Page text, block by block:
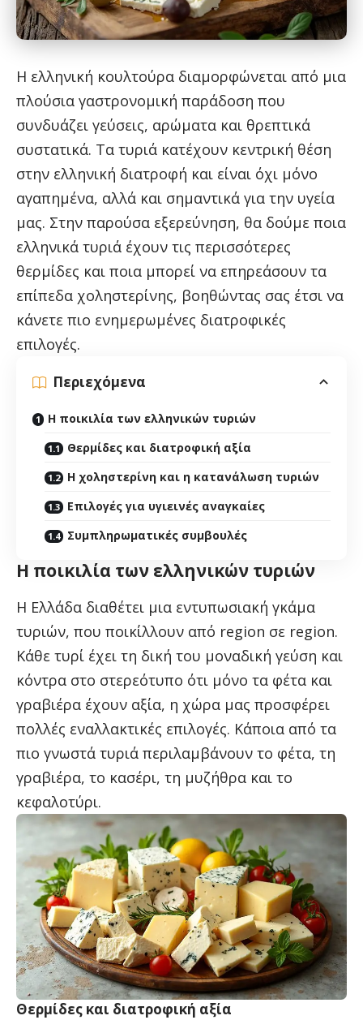
Η ελληνική κουλτούρα διαμορφώνεται από μια
πλούσια γαστρονομική παράδοση που
συνδυάζει γεύσεις, αρώματα και θρεπτικά
συστατικά. Τα τυριά κατέχουν κεντρική θέση
στην ελληνική διατροφή και είναι όχι μόνο
αγαπημένα, αλλά και σημαντικά για την υγεία
μας. Στην παρούσα εξερεύνηση, θα δούμε ποια
ελληνικά τυριά έχουν τις περισσότερες
θερμίδες και ποια μπορεί να επηρεάσουν τα
επίπεδα χοληστερίνης, βοηθώντας σας έτσι να
κάνετε πιο ενημερωμένες διατροφικές
επιλογές.
Περιεχόμενα
Η ποικιλία των ελληνικών τυριών
Θερμίδες και διατροφική αξία
Η χοληστερίνη και η κατανάλωση τυριών
Επιλογές για υγιεινές αναγκαίες
Συμπληρωματικές συμβουλές
Η ποικιλία των ελληνικών τυριών
Η Ελλάδα διαθέτει μια εντυπωσιακή γκάμα
τυριών, που ποικίλλουν από region σε region.
Κάθε τυρί έχει τη δική του μοναδική γεύση και
κόντρα στο στερεότυπο ότι μόνο τα φέτα και
γραβιέρα έχουν αξία, η χώρα μας προσφέρει
πολλές εναλλακτικές επιλογές. Κάποια από τα
πιο γνωστά τυριά περιλαμβάνουν το φέτα, τη
γραβιέρα, το κασέρι, τη μυζήθρα και το
κεφαλοτύρι.
Θερμίδες και διατροφική αξία